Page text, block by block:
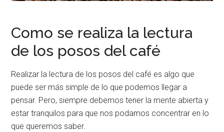
Como se realiza la lectura
de los posos del café
Realizar la lectura de los posos del café es algo que
puede ser más simple de lo que podemos llegar a
pensar. Pero, siempre debemos tener la mente abierta y
estar tranquilos para que nos podamos concentrar en lo
que queremos saber.